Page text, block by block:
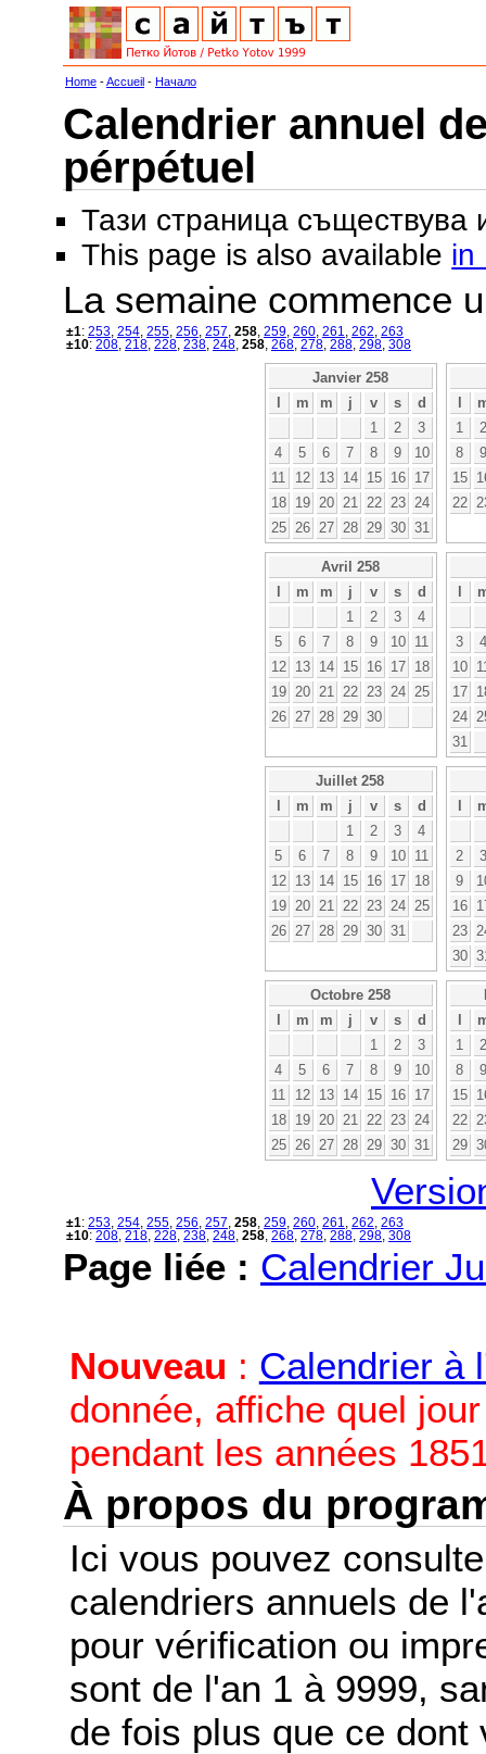
Home -Accueil - Начало
Calendrier annuel
pérpétuel
Тази страница съществува
This page is also available in
La semaine commence
±1: 253 254 255 256 257 258 259 260 261 262 263
±10: 208 218 228 238 248 258 268 278 288 298 308
Janvier 258
l
m m j v s
d
1
2
3
4
5 6 7 8 9
10
11
12 13 14 15 16
17
18
19 20 21 22 23
24
25
26 27 28 29 30 31
l
1
2
8
9
15
22
Avril 258
l
m m j v s
d
1
2 3
4
5
6 7 8 9 10
11
12
13 14 15 16 17
18
19
20 21 22 23 24
25
26
27 28 29 30
l
3
4
10
17
24
31
Juillet 258
l
m m j v s
d
1
2 3
4
5
6 7 8 9 10
11
12
13 14 15 16 17
18
19
20 21 22 23 24
25
26
27 28 29 30 31
l
2
3
9
16
23
30
Octobre 258
l
m m j v s
d
1
2
3
4
5 6 7 8 9
10
11
12 13 14 15 16
17
18
19 20 21 22 23
24
25
26 27 28 29 30 31
l
1
2
8
9
15
22
29
±1: 253 254 255 256 257 258 259 260 261 262 263
±10: 208 218 228 238 248 258 268 278 288 298 308
Page liée : Calendrier
Nouveau : Calendrier à
donnée, affiche quel
pendant les années
À propos du
Ici vous pouvez
calendriers annuels de
pour vérification ou
sont de l'an 1 à 9999,
de fois plus que ce dont